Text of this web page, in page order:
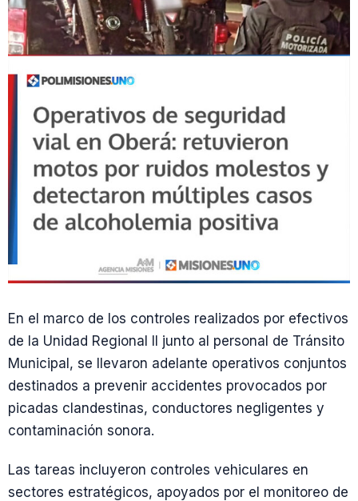
En el marco de los controles realizados por efectivos
de la Unidad Regional II junto al personal de Tránsito
Municipal, se llevaron adelante operativos conjuntos
destinados a prevenir accidentes provocados por
picadas clandestinas, conductores negligentes y
contaminación sonora.
Las tareas incluyeron controles vehiculares en
sectores estratégicos, apoyados por el monitoreo de